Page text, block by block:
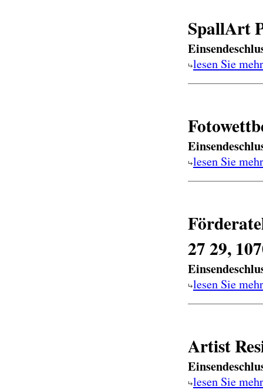
SpallArt
lesen Sie mehr
lesen Sie mehr
27 29,
lesen Sie mehr
Artist
lesen Sie mehr